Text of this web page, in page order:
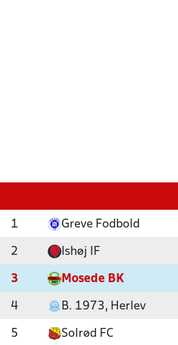
1 Greve Fodbold
2 Ishøj IF
3 Mosede BK
4 B. 1973, Herlev
5 Solrød FC